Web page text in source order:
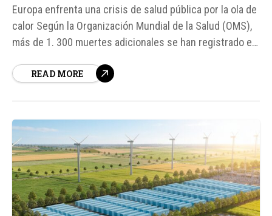
Europa enfrenta una crisis de salud pública por la ola de
calor Según la Organización Mundial de la Salud (OMS),
más de 1. 300 muertes adicionales se han registrado en
precedentes que afecta al continente. Esta cifra
READ MORE